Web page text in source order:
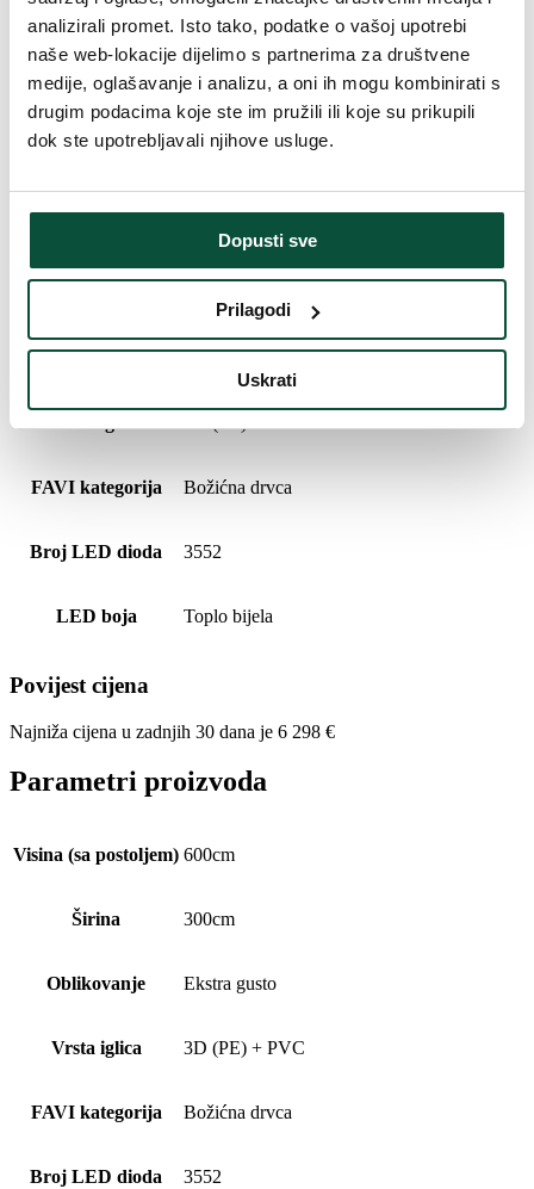
analizirali promet. Isto tako, podatke o vašoj upotrebi
naše web-lokacije dijelimo s partnerima za društvene
medije, oglašavanje i analizu, a oni ih mogu kombinirati s
drugim podacima koje ste im pružili ili koje su prikupili
dok ste upotrebljavali njihove usluge.
Dopusti sve
Prilagodi
Uskrati
1x girlanda 540cm gratis – za pokrivanje prostora između
poda i okvira
Odvojena LED rasvjeta tople bijele boje kojom se lako
upravlja
Dužina kabla za rasvjetu je 6 m
Zadovoljava IP44, odobreno od strane KEMA TUV
600cm
Oblikovanje Ekstra gusto
FAVI kategorija Božićna drvca
Broj LED dioda 3552
LED boja Toplo bijela
Povijest cijena
Najniža cijena u zadnjih 30 dana je 6 298 €
Parametri proizvoda
Visina (sa postoljem) 600cm
Širina 300cm
Oblikovanje Ekstra gusto
Vrsta iglica 3D (PE) + PVC
FAVI kategorija Božićna drvca
Broj LED dioda 3552